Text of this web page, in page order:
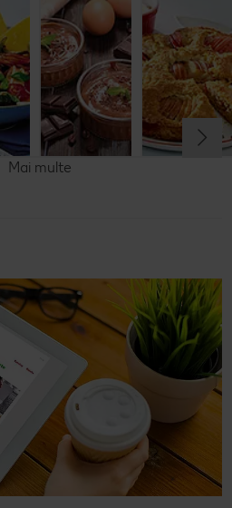
Tocană
italienească
de pește
Cel mult 60 minute
Simplu
Cremă la
Cel mult 60 minute
Simplu
Mai multe